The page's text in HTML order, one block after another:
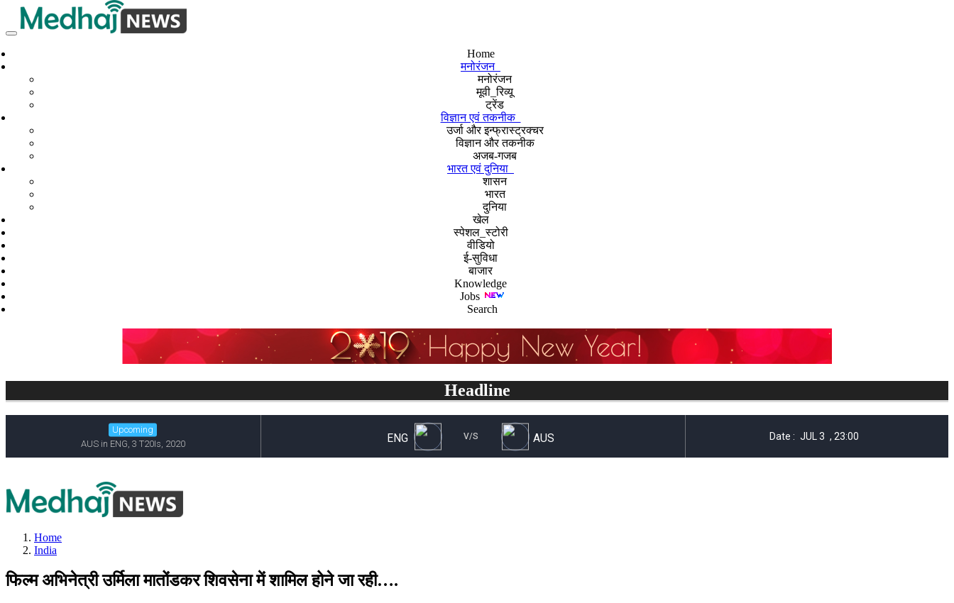
Home
मनोरंजन
मनोरंजन
मूवी_रिव्यू
ट्रेंड
विज्ञान एवं तकनीक
उर्जा और इन्फ्रास्ट्रक्चर
विज्ञान और तकनीक
अजब-गजब
भारत एवं दुनिया
शासन
भारत
दुनिया
खेल
स्पेशल_स्टोरी
वीडियो
ई-सुविधा
बाजार
Knowledge
Jobs
Search
Headline
Home
India
फिल्म अभिनेत्री उर्मिला मातोंडकर शिवसेना में शामिल होने जा रही….